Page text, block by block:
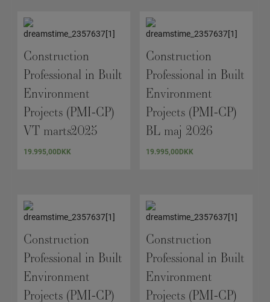
Construction
Professional in Built
Environment
Projects (PMI-CP)
VT marts2025
19.995,00DKK
Construction
Professional in Built
Environment
Projects (PMI-CP)
BL maj 2026
19.995,00DKK
Construction
Professional in Built
Environment
Projects (PMI-CP)
Construction
Professional in Built
Environment
Projects (PMI-CP)